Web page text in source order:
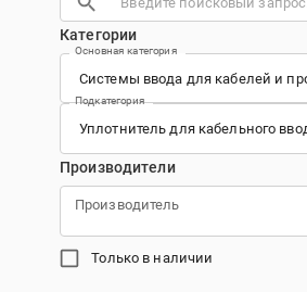
Категории
Основная категория
Подкатегория
Производители
Производитель
Только в наличии